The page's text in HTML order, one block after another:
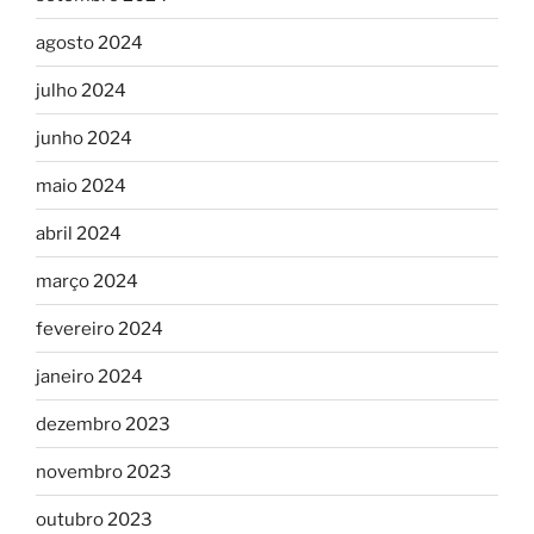
agosto 2024
julho 2024
junho 2024
maio 2024
abril 2024
março 2024
fevereiro 2024
janeiro 2024
dezembro 2023
novembro 2023
outubro 2023